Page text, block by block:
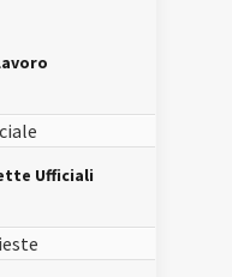
Ufficiali